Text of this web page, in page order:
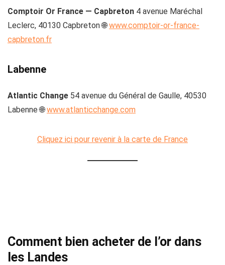
Comptoir Or France — Capbreton 4 avenue Maréchal
Leclerc, 40130 Capbreton 🌐www.comptoir-or-france-
capbreton.fr
Labenne
Atlantic Change 54 avenue du Général de Gaulle, 40530
Labenne 🌐www.atlanticchange.com
Cliquez ici pour revenir à la carte de France
Comment bien acheter de l’or dans
les Landes